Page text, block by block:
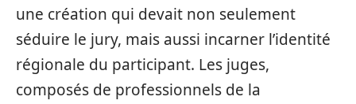
une création qui devait non seulement
séduire le jury, mais aussi incarner l’identité
régionale du participant. Les juges,
composés de professionnels de la